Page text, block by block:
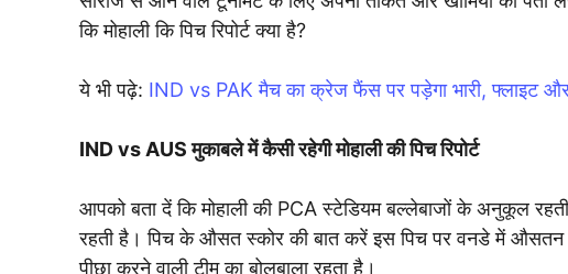
कि मोहाली कि पिच रिपोर्ट क्या है?
ये भी पढ़े: IND vs PAK मैच का क्रेज फैंस पर पड़ेगा भारी, फ्लाइट
IND vs AUS मुकाबले में कैसी रहेगी मोहाली की पिच रिपोर्ट
आपको बता दें कि मोहाली की PCA स्टेडियम बल्लेबाजों के अनुकूल
रहती है। पिच के औसत स्कोर की बात करें इस पिच पर वनडे में औसतन
पीछा करने वाली टीम का बोलबाला रहता है।